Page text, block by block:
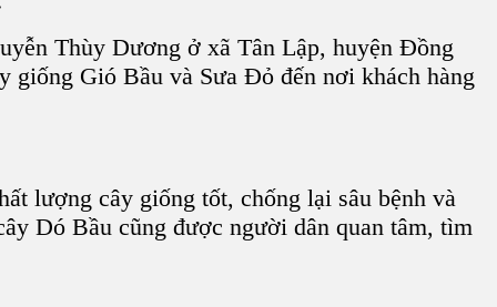
Thùy Dương ở xã Tân Lập, huyện Đồng
giống Gió Bầu và Sưa Đỏ đến nơi khách hàng
lượng cây giống tốt, chống lại sâu bệnh và
Dó Bầu cũng được người dân quan tâm, tìm